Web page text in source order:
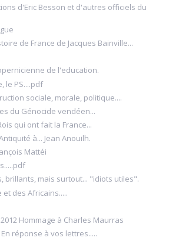
d'Eric Besson et d'autres officiels du
de France de Jacques Bainville...
de l'education.
le PS....pdf
sociale, morale, politique....
du Génocide vendéen...
qui ont fait la France...
à... Jean Anouilh.
Mattéi
brillants, mais surtout... "idiots utiles".
des Africains.....
Hommage à Charles Maurras
réponse à vos lettres.....